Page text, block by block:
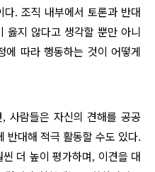
다. 조직 내부에서 토론과 반대
옳지 않다고 생각할 뿐만 아니
에 따라 행동하는 것이 어떻게
, 사람들은 자신의 견해를 공공
반대해 적극 활동할 수도 있다.
더 높이 평가하며, 이견을 대